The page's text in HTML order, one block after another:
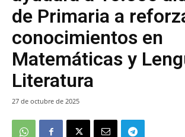
de Primaria a
conocimientos en
Matemáticas y
Literatura
27 de octubre de 2025